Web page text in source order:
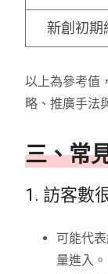
新創初期
以上為參考值
略、推廣手法
三、常
1. 訪客數
可能代
量進入。